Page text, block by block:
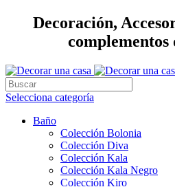
Decoración,
complementos
Selecciona categoría
Baño
Colección Bolonia
Colección Diva
Colección Kala
Colección Kala Negro
Colección Kiro